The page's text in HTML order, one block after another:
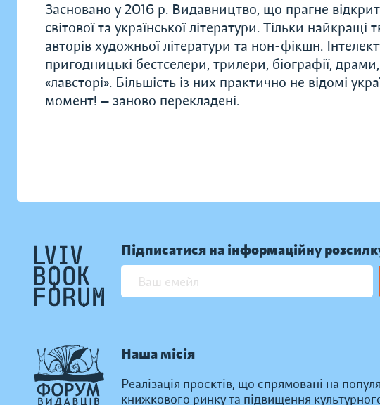
Засновано у 2016 р. Видавництво, що прагне
світової та української літератури. Тільки
авторів художньої літератури та нон-фікшн.
пригодницькі бестселери, трилери, біографії,
«лавсторі». Більшість із них практично не відомі
момент! — заново перекладені.
Підписатися на інформаційну
Наша місія
Реалізація проєктів, що спрямовані на
книжкового ринку та підвищення